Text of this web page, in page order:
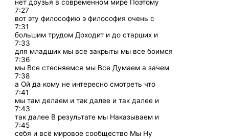
нет друзья в современном мире Поэтому
7:27
вот эту философию э философия очень с
7:31
большим трудом Доходит и до старших и
7:33
для младших мы все закрыты мы все боимся
7:36
мы Все стесняемся мы Все Думаем а зачем
7:38
а Ой да кому не интересно смотреть что
7:41
мы там делаем и так далее и так далее и
7:43
так далее В результате мы Наказываем и
7:45
себя и всё мировое сообщество Мы Ну